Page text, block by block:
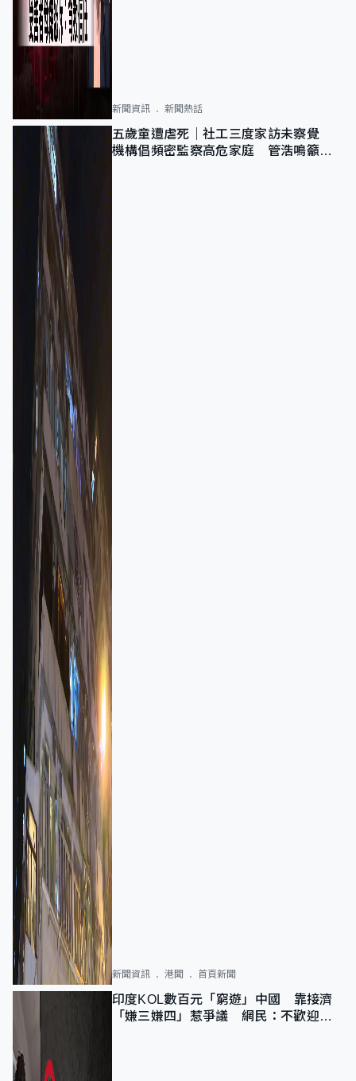
新聞資訊 新聞熱話
五歲童遭虐死｜社工三度家訪未察覺
機構倡頻密監察高危家庭 管浩鳴籲加
新聞資訊 港聞 首頁新聞
印度KOL數百元「窮遊」中國 靠接濟
「嫌三嫌四」惹爭議 網民：不歡迎劣